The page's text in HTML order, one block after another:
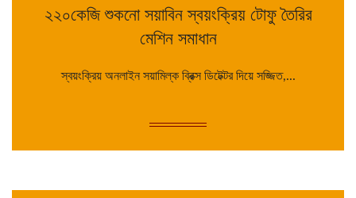
২২০কেজি শুকনো সয়াবিন স্বয়ংক্রিয় টোফু তৈরির
মেশিন সমাধান
স্বয়ংক্রিয় অনলাইন সয়ামিল্ক ব্রিক্স ডিটেক্টর দিয়ে সজ্জিত,...